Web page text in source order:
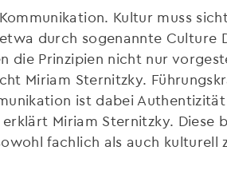
Kultur muss
durch sogenannte Culture
die Prinzipien nicht nur
Miriam Sternitzky.
ist dabei
erklärt Miriam Sternitzky.
fachlich als auch kulturell